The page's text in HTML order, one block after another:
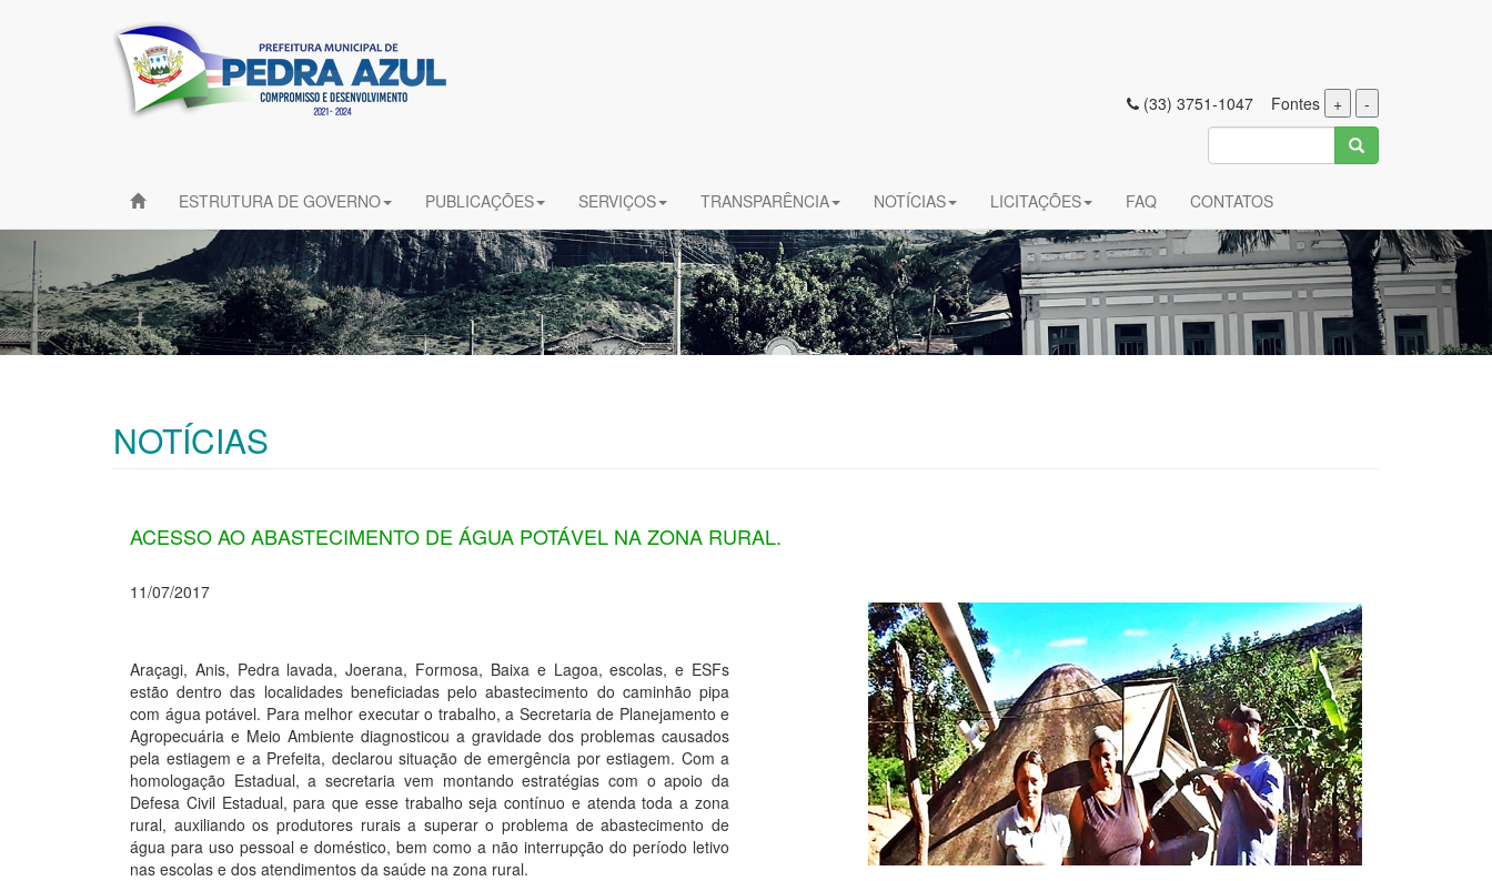
(33) 3751-1047 Fontes + -
ESTRUTURA DE GOVERNO PUBLICAÇÕES SERVIÇOS TRANSPARÊNCIA NOTÍCIAS LICITAÇÕES FAQ CONTATOS
NOTÍCIAS
ACESSO AO ABASTECIMENTO DE ÁGUA POTÁVEL NA ZONA RURAL.
11/07/2017
Araçagi, Anis, Pedra lavada, Joerana, Formosa, Baixa e Lagoa, escolas, e ESFs
estão dentro das localidades beneficiadas pelo abastecimento do caminhão pipa
com água potável. Para melhor executar o trabalho, a Secretaria de Planejamento e
Agropecuária e Meio Ambiente diagnosticou a gravidade dos problemas causados
pela estiagem e a Prefeita, declarou situação de emergência por estiagem. Com a
homologação Estadual, a secretaria vem montando estratégias com o apoio da
Defesa Civil Estadual, para que esse trabalho seja contínuo e atenda toda a zona
rural, auxiliando os produtores rurais a superar o problema de abastecimento de
água para uso pessoal e doméstico, bem como a não interrupção do período letivo
nas escolas e dos atendimentos da saúde na zona rural.